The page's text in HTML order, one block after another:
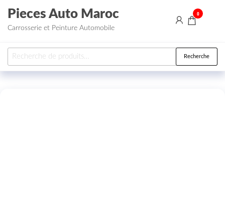
Aller au contenu
Pieces Auto Maroc
Carrosserie et Peinture Automobile
0
Recherche pour : Recherche